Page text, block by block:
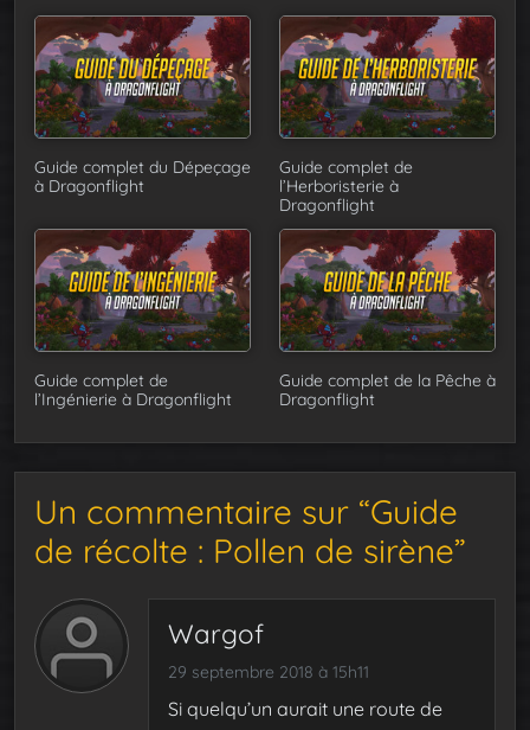
Guide complet du Dépeçage
à Dragonflight
Guide complet de
l’Herboristerie à
Dragonflight
Guide complet de
l’Ingénierie à Dragonflight
Guide complet de la Pêche à
Dragonflight
Un commentaire sur “Guide
de récolte : Pollen de sirène”
Wargof
29 septembre 2018 à 15h11
Si quelqu’un aurait une route de